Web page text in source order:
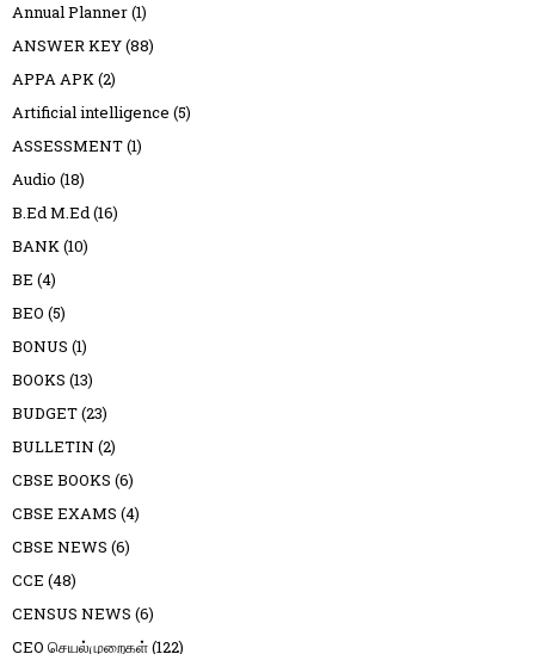
Annual Planner(1)
ANSWER KEY(88)
APPA APK(2)
Artificial intelligence (5)
ASSESSMENT(1)
Audio (18)
B.Ed M.Ed(16)
BANK(10)
BE (4)
BEO (5)
BONUS (1)
BOOKS (13)
BUDGET(23)
BULLETIN (2)
CBSE BOOKS (6)
CBSE EXAMS (4)
CBSE NEWS (6)
CCE (48)
CENSUS NEWS (6)
CEO செயல்முறைகள்(122)